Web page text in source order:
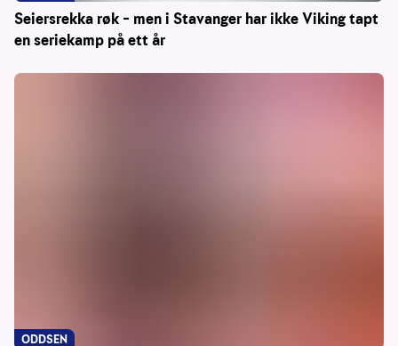
Seiersrekka røk – men i Stavanger har ikke Viking tapt
en seriekamp på ett år
ODDSEN